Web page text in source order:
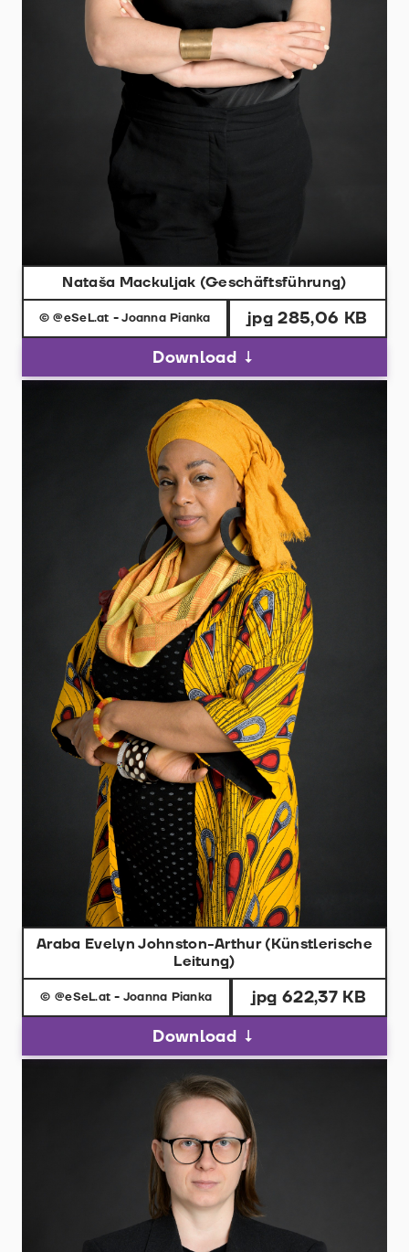
Nataša Mackuljak (Geschäftsführung)
© @eSeL.at - Joanna Pianka
jpg 285,06 KB
Download
Araba Evelyn Johnston-Arthur (Künstlerische
Leitung)
© @eSeL.at - Joanna Pianka
jpg 622,37 KB
Download